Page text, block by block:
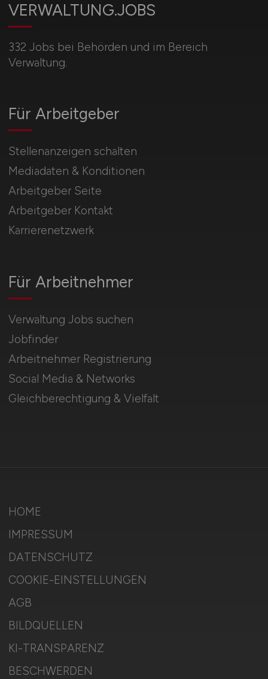
VERWALTUNG.JOBS
332 Jobs bei Behörden und im Bereich
Verwaltung.
Für Arbeitnehmer
Verwaltung Jobs suchen
Jobfinder
Arbeitnehmer Registrierung
Social Media & Networks
Gleichberechtigung & Vielfalt
Für Arbeitgeber
Stellenanzeigen schalten
Mediadaten & Konditionen
Arbeitgeber Seite
Arbeitgeber Kontakt
Karrierenetzwerk
HOME
IMPRESSUM
DATENSCHUTZ
COOKIE-EINSTELLUNGEN
AGB
BILDQUELLEN
KI-TRANSPARENZ
BESCHWERDEN